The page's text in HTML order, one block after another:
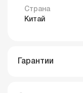
Страна
Китай
Гарантии